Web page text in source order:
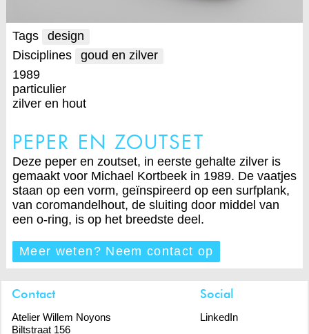
Tags
design
Disciplines
goud en zilver
1989
particulier
zilver en hout
PEPER EN ZOUTSET
Deze peper en zoutset, in eerste gehalte zilver is
gemaakt voor Michael Kortbeek in 1989. De vaatjes
staan op een vorm, geïnspireerd op een surfplank,
van coromandelhout, de sluiting door middel van
een o-ring, is op het breedste deel.
Meer weten? Neem contact op
Contact
Atelier Willem Noyons
Biltstraat 156
Social
LinkedIn